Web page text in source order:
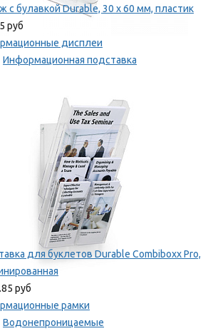
с булавкой Durable, 30 х 60 мм, пластик
руб
дисплеи
Информационная подставка
для буклетов Durable Combiboxx Pro,
руб
рамки
Водонепроницаемые